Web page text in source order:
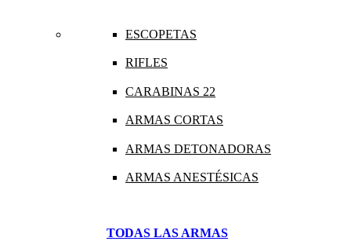
ESCOPETAS
RIFLES
CARABINAS 22
ARMAS CORTAS
ARMAS DETONADORAS
ARMAS ANESTÉSICAS
TODAS LAS ARMAS